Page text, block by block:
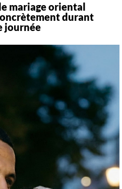
mariage oriental
durant
journée